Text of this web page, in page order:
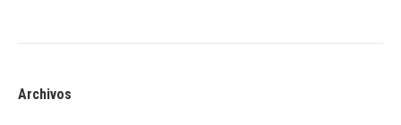
Archivos